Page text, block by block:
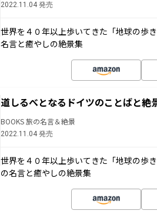
2022.11.04 発売
世界を４０年以上歩いてきた「地球の歩
名言と癒やしの絶景集
道しるべとなるドイツのことばと絶
BOOKS 旅の名言＆絶景
2022.11.04 発売
世界を４０年以上歩いてきた「地球の歩
の名言と癒やしの絶景集